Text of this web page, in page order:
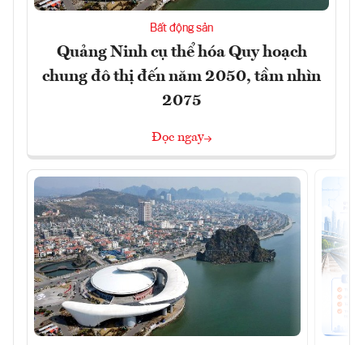
Bất động sản
Quảng Ninh cụ thể hóa Quy hoạch
chung đô thị đến năm 2050, tầm nhìn
2075
Đọc ngay